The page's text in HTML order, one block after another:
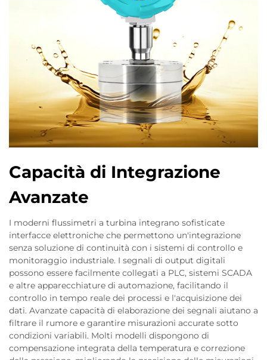
Capacità di Integrazione
Avanzate
I moderni flussimetri a turbina integrano sofisticate
interfacce elettroniche che permettono un'integrazione
senza soluzione di continuità con i sistemi di controllo e
monitoraggio industriale. I segnali di output digitali
possono essere facilmente collegati a PLC, sistemi SCADA
e altre apparecchiature di automazione, facilitando il
controllo in tempo reale dei processi e l'acquisizione dei
dati. Avanzate capacità di elaborazione dei segnali aiutano a
filtrare il rumore e garantire misurazioni accurate sotto
condizioni variabili. Molti modelli dispongono di
compensazione integrata della temperatura e correzione